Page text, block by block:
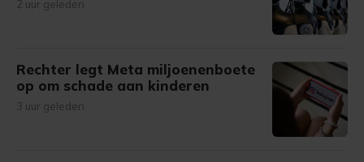
2 uur geleden
Rechter legt Meta miljoenenboete
op om schade aan kinderen
3 uur geleden